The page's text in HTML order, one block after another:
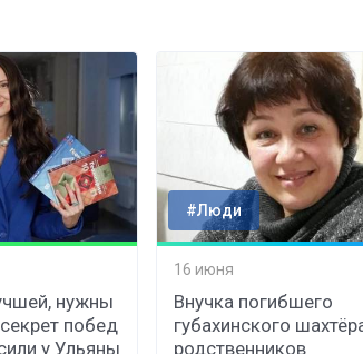
нужны
побед
у Ульяны
#Люди
16 июня
Внучка погибшего
губахинского
родственников